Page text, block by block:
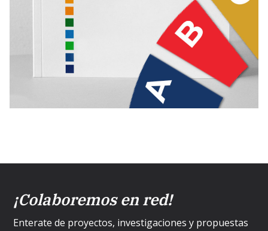
¡Colaboremos en red!
Enterate de proyectos, investigaciones y propuestas